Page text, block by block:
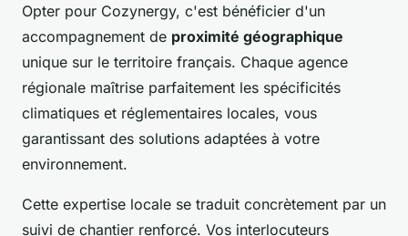
Opter pour Cozynergy, c'est bénéficier d'un
accompagnement de proximité géographique
unique sur le territoire français. Chaque agence
régionale maîtrise parfaitement les spécificités
climatiques et réglementaires locales, vous
garantissant des solutions adaptées à votre
environnement.
Cette expertise locale se traduit concrètement par un
suivi de chantier renforcé. Vos interlocuteurs